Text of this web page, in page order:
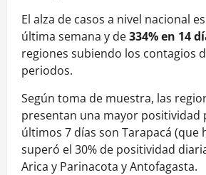
El alza de casos a nivel nacional
última semana y de334% en 14
regiones subiendo los contagios
periodos.
Según toma de muestra, las
presentan una mayor positividad
últimos 7 días son Tarapacá (que
superó el 30% de positividad
Arica y Parinacota y Antofagasta.